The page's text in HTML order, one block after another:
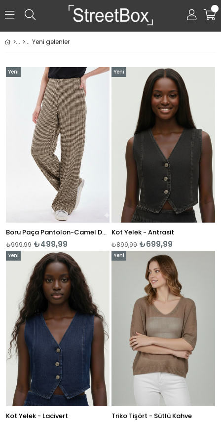
0
Yeni gelenler
Boru Paça Pantolon-Camel Desenli
₺499,99
₺999,99
Yeni
Kot Yelek - Antrasit
₺699,99
₺899,99
Yeni
Kot Yelek - Lacivert
Yeni
Triko Tişört - Sütlü Kahve
Yeni